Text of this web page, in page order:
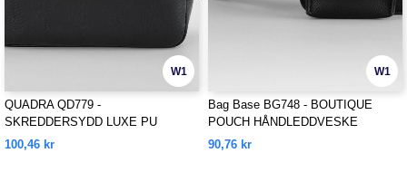
W1
QUADRA QD779 -
SKREDDERSYDD LUXE PU
VASKEPOSE
100,46 kr
W1
Bag Base BG748 - BOUTIQUE
POUCH HÅNDLEDDVESKE
90,76 kr